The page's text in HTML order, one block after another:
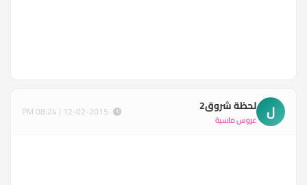
ل لحظة شروق2
عروس ماسية